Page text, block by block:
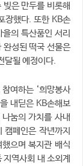
은 만두를 비롯해
장했다. 또한 KB손
의 특산품인 서리
성된 떡국 선물은
달될 예정이다.
여하는 ‘희망봉사
내딛은 KB손해보
눔의 가치를 사내
페인은 작년까지
으며 복지관 배식
역사회 내 소외계